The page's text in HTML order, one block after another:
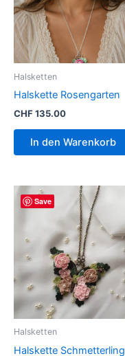
Halsketten
Halskette Rosengarten
CHF135.00
In den Warenkorb
Save
Halsketten
Halskette Schmetterling